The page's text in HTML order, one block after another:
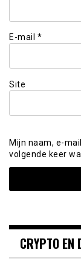
E-mail *
Site
Mijn naam, e-
volgende keer
CRYPTO EN